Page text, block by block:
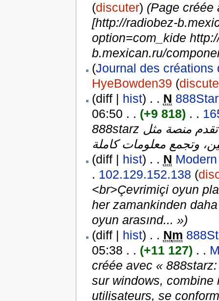
(discuter) (Page
[http://radiobez-
option=com_kide
b.mexican.ru/
(Journal des créations
HyeBowden39 (
(diff | hist) . . N
06:50 . . (+9 818) . .
888starz تقدم منصة مثل windows التي تضمن استكشاف ويب آمن وموثوق
(diff | hist) . . N
. 102.129.152.138 (
<br>Çevrimiçi oyun
her zamankinden
oyun arasınd... »)
(diff | hist) . . Nm
05:38 . . (+11 127) . .
créée avec «
sur windows, combine
utilisateurs, se